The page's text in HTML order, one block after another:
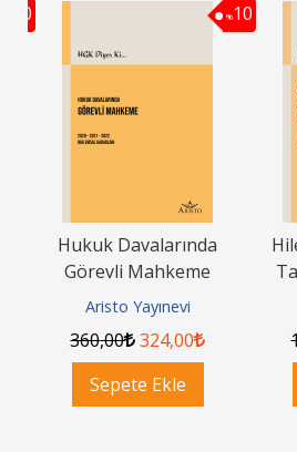
10 %10
Hukuk Davalarında
Görevli Mahkeme
Aristo Yayınevi
360,00 324,00
Sepete Ekle